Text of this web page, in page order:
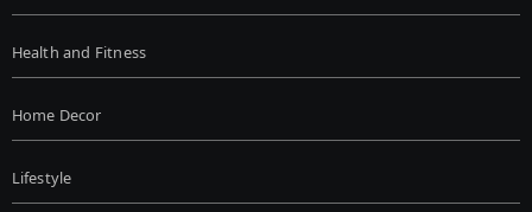
Health and Fitness
Home Decor
Lifestyle